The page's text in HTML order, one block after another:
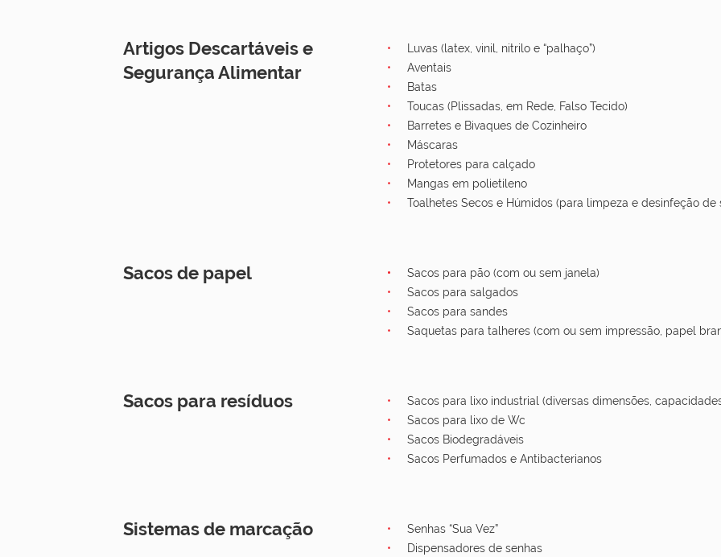
Artigos Descartáveis e
Segurança Alimentar
Luvas (latex, vinil, nitrilo e “palhaço”)
Aventais
Batas
Toucas (Plissadas, em Rede, Falso Tecido)
Barretes e Bivaques de Cozinheiro
Máscaras
Protetores para calçado
Mangas em polietileno
Toalhetes Secos e Húmidos (para limpeza e desinfeção de
Sacos de papel
Sacos para pão (com ou sem janela)
Sacos para salgados
Sacos para sandes
Saquetas para talheres (com ou sem impressão, papel
Sacos para resíduos
Sacos para lixo industrial (diversas dimensões,
Sacos para lixo de Wc
Sacos Biodegradáveis
Sacos Perfumados e Antibacterianos
Sistemas de marcação
Senhas “Sua Vez”
Dispensadores de senhas